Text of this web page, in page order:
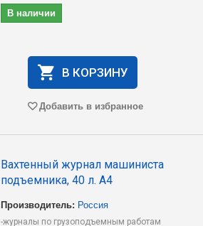
В наличии
В КОРЗИНУ
Добавить в избранное
Вахтенный журнал машиниста
подъемника, 40 л. А4
Производитель: Россия
-журналы по грузоподъемным работам